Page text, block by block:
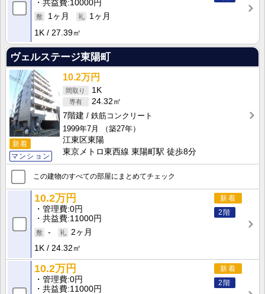
共益費 10000円
1ヶ月
1ヶ月
1K
27.39㎡
ヴェルステージ東陽町
新着
マンション
10.2万円
1K
24.32㎡
7階建
鉄筋コンクリート
1999年7月
（築27年）
江東区東陽
東京メトロ東西線 東陽町駅 徒歩8分
この建物のすべての部屋にまとめてチェック
新着
2階
10.2万円
管理費 0円
共益費 11000円
-
2ヶ月
1K
24.32㎡
新着
2階
10.2万円
管理費 0円
共益費 11000円